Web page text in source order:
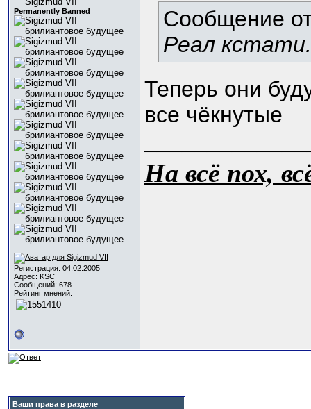
Permanently Banned
Регистрация: 04.02.2005
Адрес: KSC
Сообщений: 678
Рейтинг мнений:
Сообщение
Реал кстати.
Теперь они
все чёкнутые
На всё пох,
Ваши права в разделе